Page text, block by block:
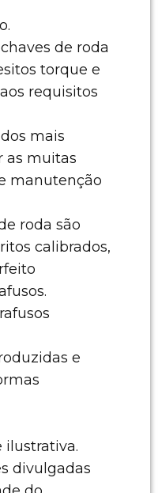
de roda
torque e
requisitos
mais
as muitas
manutenção
roda são
calibrados,
e
divulgadas